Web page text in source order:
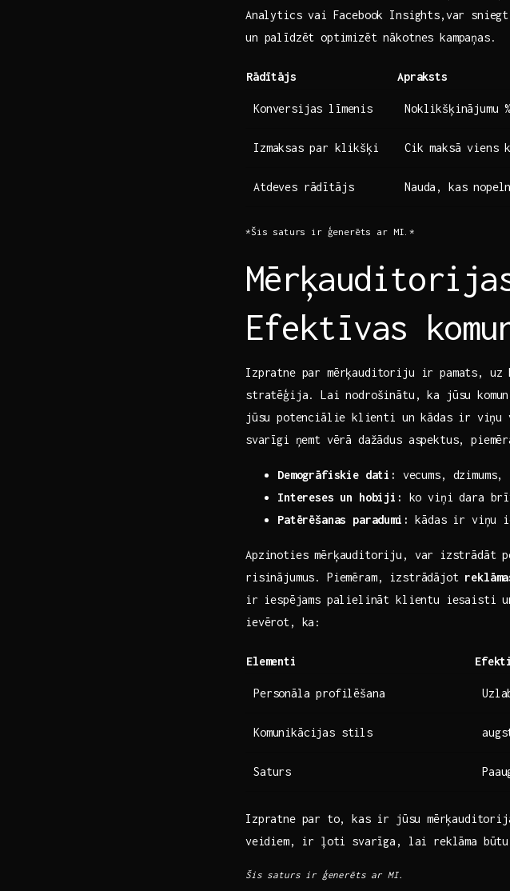
⁢Analytics vai Facebook Insights,var
un palīdzēt optimizēt nākotnes kampaņas.
Rādītājs Apraksts
Konversijas līmenis Noklikšķinājumu​
Izmaksas⁢ par klikšķi Cik maksā viens
Atdeves‍ rādītājs Nauda, ‌kas
*Šis saturs ir ģenerēts ar MI.*
Efektīvas
Izpratne par mērķauditoriju ir pamats, uz
stratēģija. Lai nodrošinātu, ka jūsu​
⁤jūsu potenciālie⁣ klienti un kādas ‌ir viņu
⁤svarīgi ņemt vērā dažādus aspektus,
Demogrāfiskie dati:
vecums,
Intereses un hobiji:
ko viņi dara
Patērēšanas paradumi: ⁢kādas ‍ir viņu
Apzinoties mērķauditoriju, var ⁢izstrādāt‌
risinājumus. Piemēram, izstrādājot
ir ⁣iespējams palielināt klientu‌ iesaisti
ievērot, ka:
Elementi Efekti
Personāla ⁣profilēšana
Komunikācijas stils
Saturs
Izpratne par⁢ to, kas⁤ ir ‍jūsu⁤
⁣veidiem, ir ļoti svarīga, lai reklāma būtu
Šis saturs ir ģenerēts ar⁣ MI.